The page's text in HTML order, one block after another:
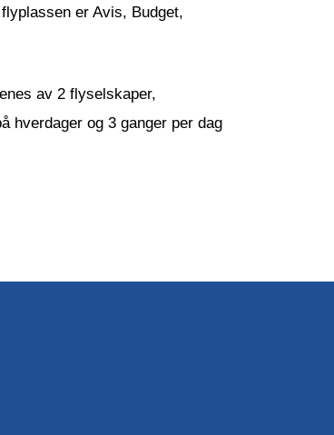
er Avis, Budget,
av 2 flyselskaper,
hverdager og 3 ganger per dag